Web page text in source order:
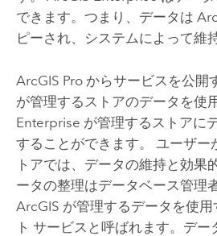
できます。つまり、データは
ピーされ、システムによって維
ArcGIS Proからサービスを公開
が管理するストアのデータを使
Enterprise が管理するストアに
することができます。 ユーザー
トアでは、データの維持と効果
ータの整理はデータベース管理
ArcGIS が管理するデータを使
ト サービスと呼ばれます。デ